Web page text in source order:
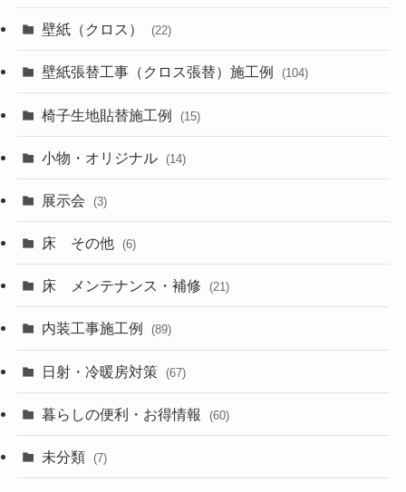
壁紙（クロス） (22)
壁紙張替工事（クロス張替）施工例 (104)
椅子生地貼替施工例 (15)
小物・オリジナル (14)
展示会 (3)
床 その他 (6)
床 メンテナンス・補修 (21)
内装工事施工例 (89)
日射・冷暖房対策 (67)
暮らしの便利・お得情報 (60)
未分類 (7)